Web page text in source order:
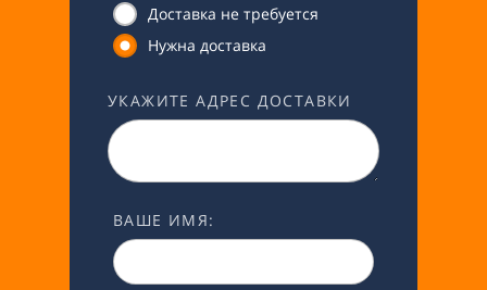
Доставка не требуется
Нужна доставка
УКАЖИТЕ АДРЕС ДОСТАВКИ
ВАШЕ ИМЯ: